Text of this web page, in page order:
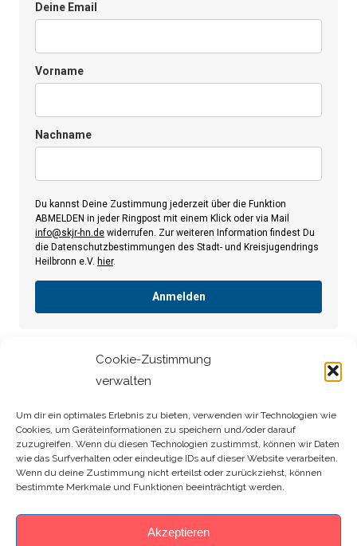
Cookie-Zustimmung
verwalten
Um dir ein optimales Erlebnis zu bieten, verwenden wir Technologien wie
Cookies, um Geräteinformationen zu speichern und/oder darauf
zuzugreifen. Wenn du diesen Technologien zustimmst, können wir Daten
wie das Surfverhalten oder eindeutige IDs auf dieser Website verarbeiten.
Wenn du deine Zustimmung nicht erteilst oder zurückziehst, können
bestimmte Merkmale und Funktionen beeinträchtigt werden.
Akzeptieren
Deine Email
Vorname
Nachname
Du kannst Deine Zustimmung jederzeit über die Funktion
ABMELDEN in jeder Ringpost mit einem Klick oder via Mail
info@skjr-hn.de widerrufen. Zur weiteren Information findest Du
die Datenschutzbestimmungen des Stadt- und Kreisjugendrings
Heilbronn e.V. hier.
Anmelden
Search: